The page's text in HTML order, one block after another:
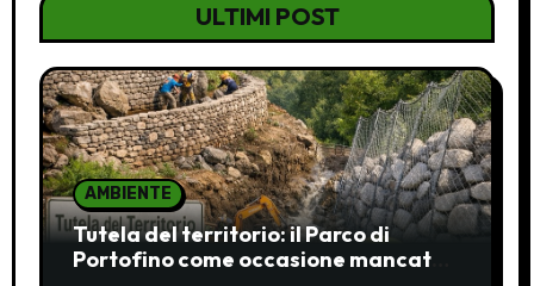
ULTIMI POST
AMBIENTE
Tutela del territorio: il Parco di
Portofino come occasione mancata